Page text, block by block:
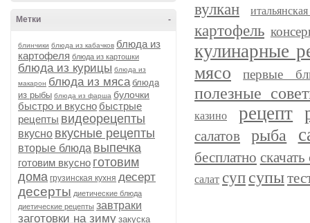
-
Метки
блинчики блюда из кабачков блюда из
картофеля блюда из картошки
блюда из курицы блюда из
макарон блюда из мяса блюда
из рыбы блюда из фарша булочки
быстро и вкусно быстрые
рецепты видеорецепты
вкусно вкусные рецепты
вторые блюда выпечка
готовим вкусно готовим
дома грузинская кухня десерт
десерты диетические блюда
диетические рецепты завтраки
заготовки на зиму закуска
вулкан
картофель
кулинарные
мясо
первые
полезные
казино рецепт
салатов рыба
бесплатно
салат суп супы